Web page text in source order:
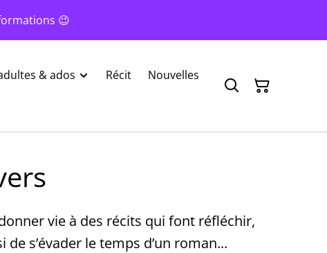
😉
& ados Récit
Nouvelles
vie à des récits qui font réfléchir,
s’évader le temps d’un roman...